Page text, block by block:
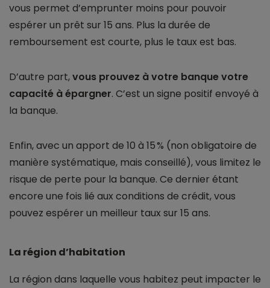
vous permet d’emprunter moins pour pouvoir
espérer un prêt sur 15 ans. Plus la durée de
remboursement est courte, plus le taux est bas.
D’autre part,vous prouvez à votre banque votre
capacité à épargner. C’est un signe positif envoyé à
la banque.
Enfin, avec un apport de 10 à 15 % (non obligatoire de
manière systématique, mais conseillé), vous limitez le
risque de perte pour la banque. Ce dernier étant
encore une fois lié aux conditions de crédit, vous
pouvez espérer un meilleur taux sur 15 ans.
La région d’habitation
La région dans laquelle vous habitez peut impacter le